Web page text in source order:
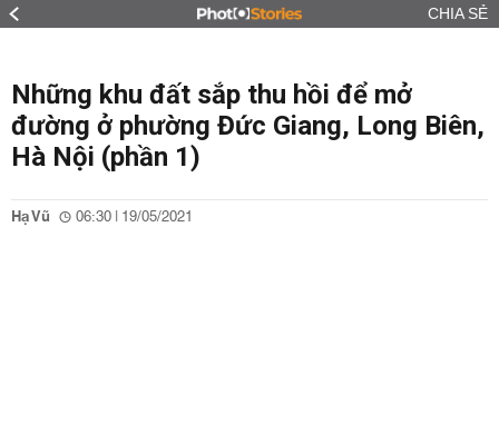
CHIA SẺ
Những khu đất sắp thu hồi để mở
đường ở phường Đức Giang, Long Biên,
Hà Nội (phần 1)
Hạ Vũ 06:30 | 19/05/2021